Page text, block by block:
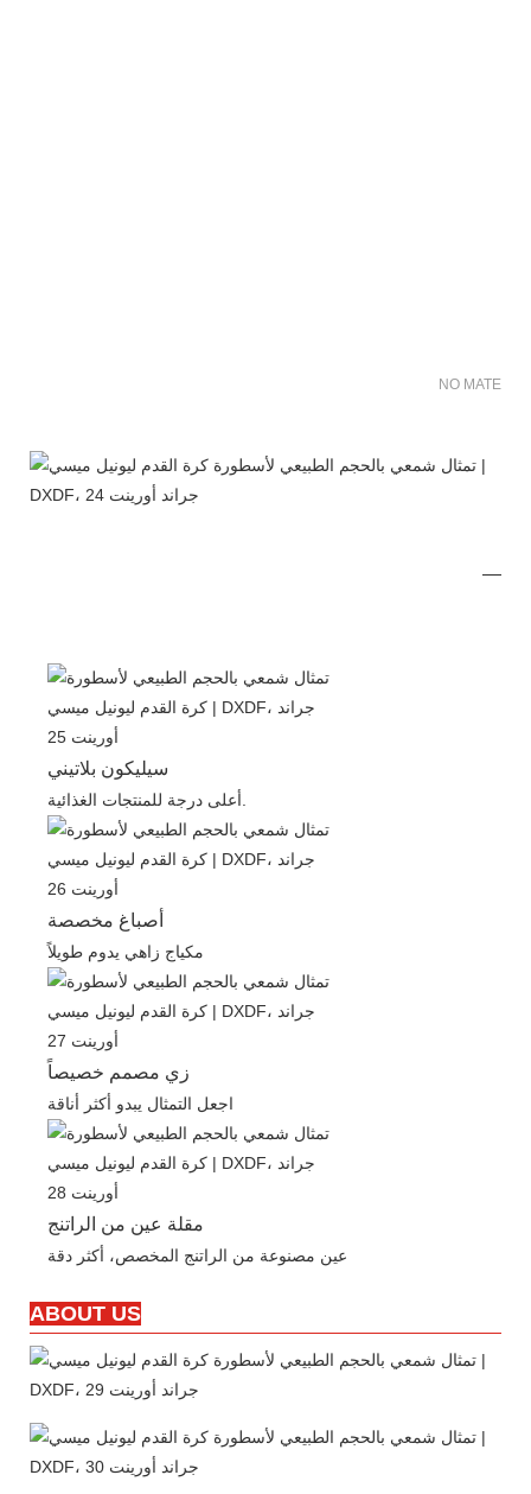
NO MATER
سيليكون بلاتيني
أصباغ مخصصة
مكياج زاهي يدوم طويلاً
زي مصمم خصيصاً
اجعل التمثال يبدو أكثر أناقة
مقلة عين من الراتنج
عين مصنوعة من الراتنج المخصص، أكثر دقة
ABOUT US